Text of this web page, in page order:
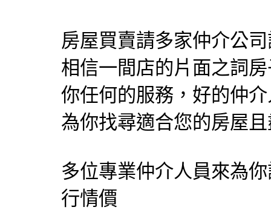
房屋買賣請多家仲介公
相信一間店的片面之詞
你任何的服務，好的仲
為你找尋適合您的房屋
多位專業仲介人員來為
行情價